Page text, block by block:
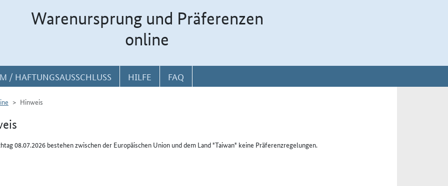
Warenursprung und Präferenzen
online
/ HAFTUNGSAUSSCHLUSS HILFE FAQ
Hinweis
08.07.2026 bestehen zwischen der Europäischen Union und dem Land "Taiwan" keine Präferenzregelungen.